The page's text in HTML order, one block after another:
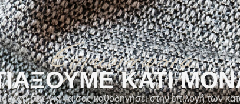
Επικοινωνία
ΚΑΤΙ
σας για να σας καθοδηγήσει στην επιλογή των